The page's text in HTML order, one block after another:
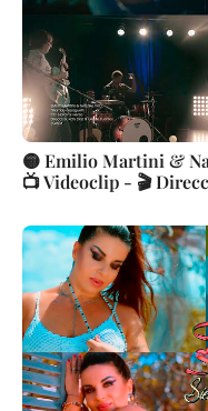
🟡 Emilio Martini &
📺 Videoclip - 🎬